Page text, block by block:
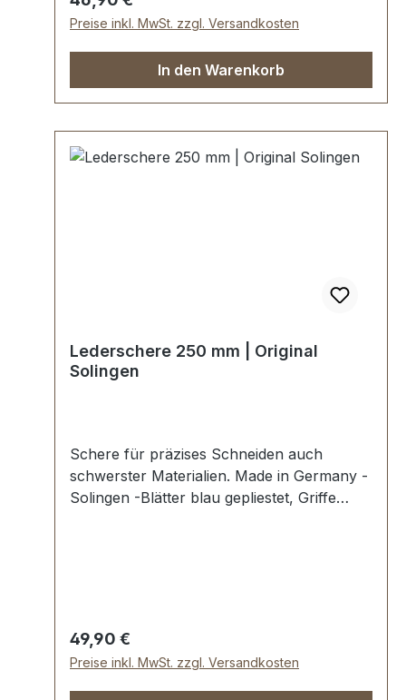
Preise inkl. MwSt. zzgl. Versandkosten
In den Warenkorb
Lederschere 250 mm | Original
Solingen
Schere für präzises Schneiden auch
schwerster Materialien. Made in Germany -
Solingen -Blätter blau gepliestet, Griffe
Regulärer Preis:
49,90 €
Preise inkl. MwSt. zzgl. Versandkosten